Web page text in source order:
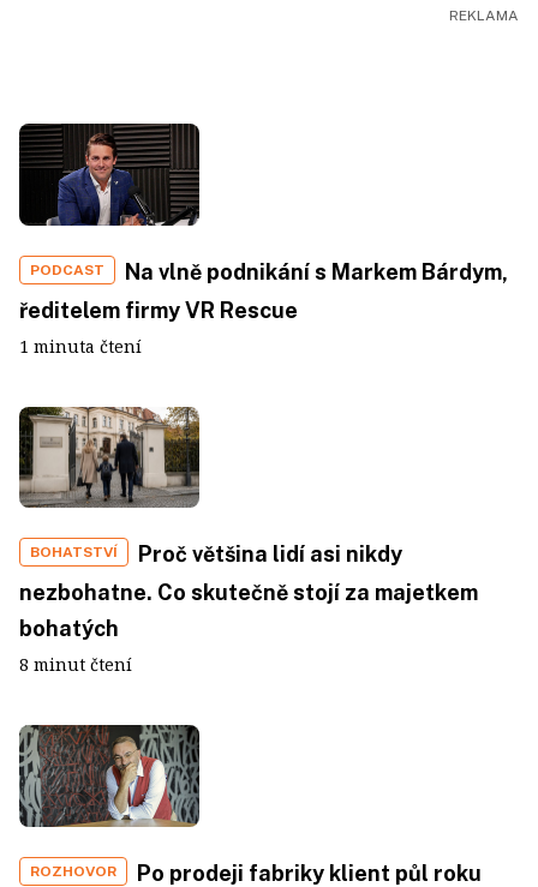
PODCAST
Na vlně podnikání s Markem Bárdym,
ředitelem firmy VR Rescue
1 minuta čtení
BOHATSTVÍ
Proč většina lidí asi nikdy
nezbohatne. Co skutečně stojí za majetkem
bohatých
8 minut čtení
ROZHOVOR
Po prodeji fabriky klient půl roku